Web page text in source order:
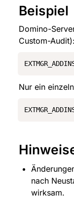
Beispiel
Domino-
Custom-Audit):
Nur ein
nach
wirksam.